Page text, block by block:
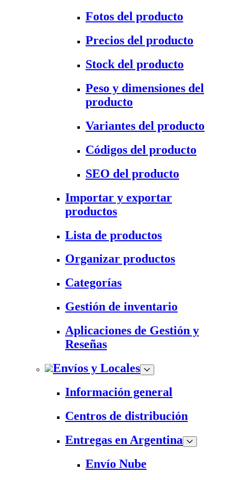
Fotos del producto
Precios del producto
Stock del producto
Peso y dimensiones del
producto
Variantes del producto
Códigos del producto
SEO del producto
Importar y exportar
productos
Lista de productos
Organizar productos
Categorías
Gestión de inventario
Aplicaciones de Gestión y
Reseñas
Envíos y Locales
Información general
Centros de distribución
Entregas en Argentina
Envío Nube